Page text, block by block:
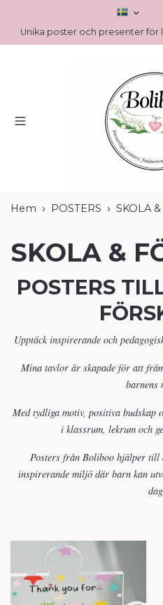
Unika poster och presenter för
Hem POSTERS SKOLA
SKOLA &
POSTERS
Upptäck inspirerande och
Mina tavlor är skapade för att
barnens
Med tydliga motiv, positiva budskap
i klassrum, lekrum och
Posters från Boliboo hjälper till
inspirerande miljö där barn kan